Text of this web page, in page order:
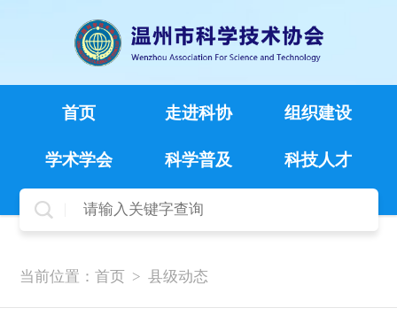
首页 走进科协 组织建设
学术学会 科学普及 科技人才
当前位置： 首页 > 县级动态